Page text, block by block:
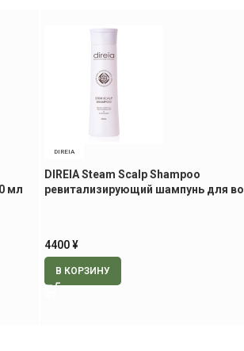
мл
DIREIA
DIREIA Steam Scalp Shampoo
ревитализирующий шампунь для
4400¥
В КОРЗИНУ